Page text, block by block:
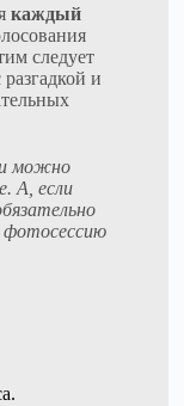
каждый
следует
и
можно
А, если
фотосессию